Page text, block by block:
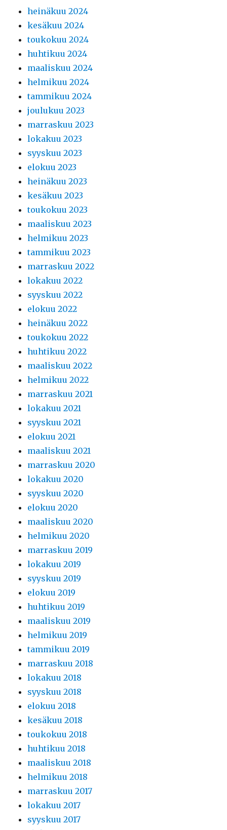
heinäkuu 2024
kesäkuu 2024
toukokuu 2024
huhtikuu 2024
maaliskuu 2024
helmikuu 2024
tammikuu 2024
joulukuu 2023
marraskuu 2023
lokakuu 2023
syyskuu 2023
elokuu 2023
heinäkuu 2023
kesäkuu 2023
toukokuu 2023
maaliskuu 2023
helmikuu 2023
tammikuu 2023
marraskuu 2022
lokakuu 2022
syyskuu 2022
elokuu 2022
heinäkuu 2022
toukokuu 2022
huhtikuu 2022
maaliskuu 2022
helmikuu 2022
marraskuu 2021
lokakuu 2021
syyskuu 2021
elokuu 2021
maaliskuu 2021
marraskuu 2020
lokakuu 2020
syyskuu 2020
elokuu 2020
maaliskuu 2020
helmikuu 2020
marraskuu 2019
lokakuu 2019
syyskuu 2019
elokuu 2019
huhtikuu 2019
maaliskuu 2019
helmikuu 2019
tammikuu 2019
marraskuu 2018
lokakuu 2018
syyskuu 2018
elokuu 2018
kesäkuu 2018
toukokuu 2018
huhtikuu 2018
maaliskuu 2018
helmikuu 2018
marraskuu 2017
lokakuu 2017
syyskuu 2017